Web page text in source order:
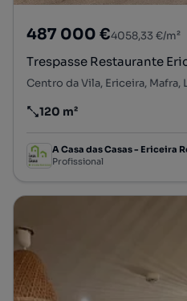
487 000 €4058,33 €/m²
Trespasse Restaurante
Centro da Vila, Ericeira, Mafra,
Preço por metro quadrado
120 m²
A Casa das Casas - Ericeira
Profissional